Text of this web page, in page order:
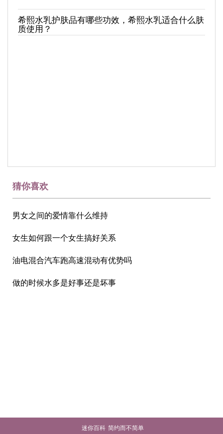
希熙水乳护肤品有哪些功效，希熙水乳适合什么肤
质使用？
猜你喜欢
男女之间的爱情靠什么维持
女生如何跟一个女生搞好关系
油电混合汽车跑高速混动有优势吗
做的时候水多是好事还是坏事
迷你百科 简约而不简单